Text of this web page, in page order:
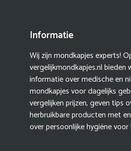
Informatie
Wij zijn mondkapjes experts!
vergelijkmondkapjes.nl bieden
informatie over medische en
mondkapjes voor dagelijks
vergelijken prijzen, geven tips
herbruikbare producten met
over persoonlijke hygiëne